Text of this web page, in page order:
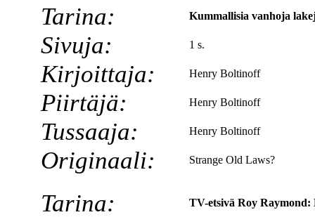
Tarina: Kummallisia vanhoja
Sivuja: 1 s.
Kirjoittaja: Henry Boltinoff
Piirtäjä: Henry Boltinoff
Tussaaja: Henry Boltinoff
Originaali: Strange Old Laws?
Tarina: TV-etsivä Roy Raymond: